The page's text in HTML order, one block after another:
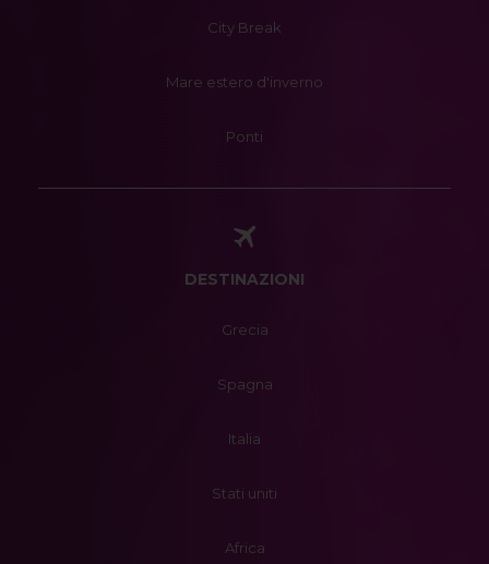
City Break
Mare estero d'inverno
Ponti
DESTINAZIONI
Grecia
Spagna
Italia
Stati uniti
Africa